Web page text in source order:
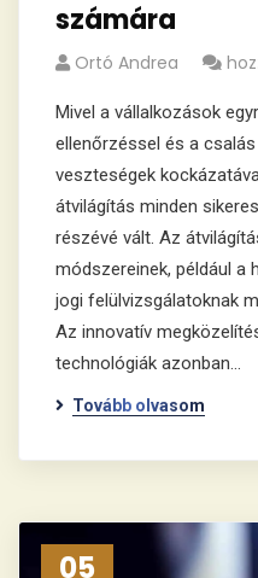
számára
Ortó Andrea
Mivel a vállalkozások
ellenőrzéssel és a
veszteségek
átvilágítás minden
részévé vált. Az
módszereinek, például a
jogi felülvizsgálatoknak
Az innovatív
technológiák azonban…
Tovább olvasom
05